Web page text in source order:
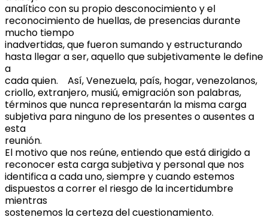
analítico con su propio desconocimiento y el
reconocimiento de huellas, de presencias durante
mucho tiempo
inadvertidas, que fueron sumando y estructurando
hasta llegar a ser, aquello que subjetivamente le define
a
cada quien. Así, Venezuela, país, hogar, venezolanos,
criollo, extranjero, musiú, emigración son palabras,
términos que nunca representarán la misma carga
subjetiva para ninguno de los presentes o ausentes a
esta
reunión.
El motivo que nos reúne, entiendo que está dirigido a
reconocer esta carga subjetiva y personal que nos
identifica a cada uno, siempre y cuando estemos
dispuestos a correr el riesgo de la incertidumbre
mientras
sostenemos la certeza del cuestionamiento.